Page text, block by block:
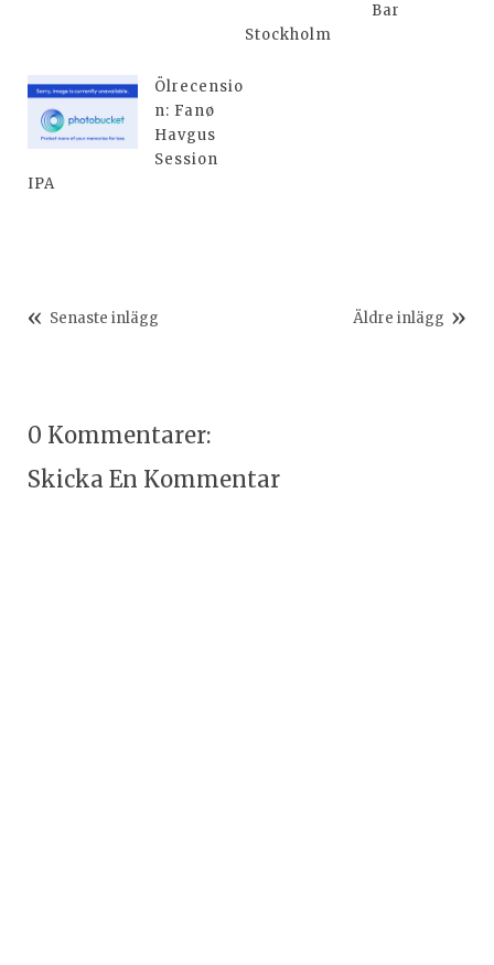
Bar
Stockholm
Ölrecensio
n: Fanø
Havgus
Session
IPA
Senaste inlägg Äldre inlägg
0 Kommentarer:
Skicka En Kommentar